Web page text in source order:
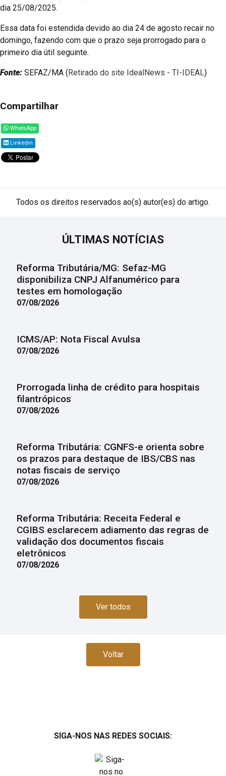
dia 25/08/2025.
Essa data foi estendida devido ao dia 24 de agosto recair no
domingo, fazendo com que o prazo seja prorrogado para o
primeiro dia útil seguinte.
Fonte: SEFAZ/MA (Retirado do site IdealNews - TI-IDEAL)
Compartilhar
WhatsApp
Linkedin
Todos os direitos reservados ao(s) autor(es) do artigo.
ÚLTIMAS NOTÍCIAS
Reforma Tributária/MG: Sefaz-MG
disponibiliza CNPJ Alfanumérico para
testes em homologação
07/08/2026
ICMS/AP: Nota Fiscal Avulsa
07/08/2026
Prorrogada linha de crédito para hospitais
filantrópicos
07/08/2026
Reforma Tributária: CGNFS-e orienta sobre
os prazos para destaque de IBS/CBS nas
notas fiscais de serviço
07/08/2026
Reforma Tributária: Receita Federal e
CGIBS esclarecem adiamento das regras de
validação dos documentos fiscais
eletrônicos
07/08/2026
Ver todos
Voltar
SIGA-NOS NAS REDES SOCIAIS: